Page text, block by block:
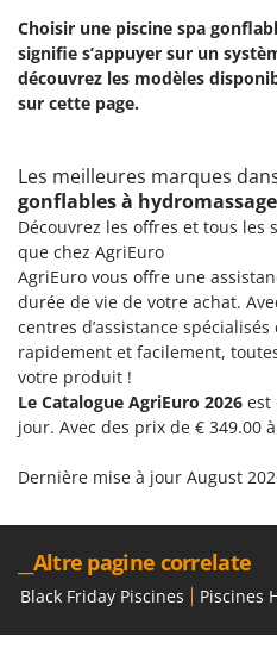
Choisir une piscine spa
signifie s’appuyer sur un
découvrez les modèles
sur cette page.
Les meilleures marques
gonflables à hydromassage
Découvrez les offres et tous les
que chez AgriEuro
AgriEuro vous offre une
durée de vie de votre achat.
centres d’assistance
rapidement et facilement,
votre produit !
Le Catalogue AgriEuro 2026 est
jour. Avec des prix de € 349.00
Dernière mise à jour August
__Altre pagine correlate
Black Friday Piscines Piscines